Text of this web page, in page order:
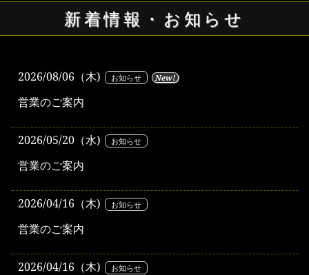
新着情報・お知らせ
2026/08/06（木) お知らせ New!
営業のご案内
2026/05/20（水) お知らせ
営業のご案内
2026/04/16（木) お知らせ
営業のご案内
2026/04/16（木) お知らせ